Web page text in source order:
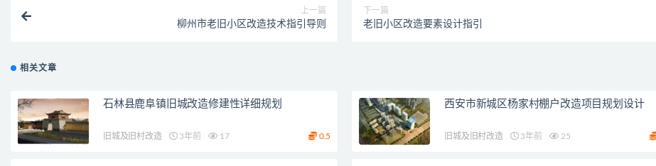
上一篇
柳州市老旧小区改造技术指引导则
下一篇
老旧小区改造要素设计指引
相关文章
石林县鹿阜镇旧城改造修建性详细规划
旧城及旧村改造 3年前 17 0.5
西安市新城区杨家村棚户改造项目规划设计
旧城及旧村改造 3年前 25